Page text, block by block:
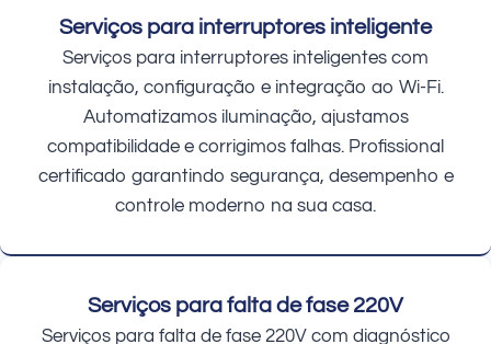
Serviços para interruptores inteligente
Serviços para interruptores inteligentes com
instalação, configuração e integração ao Wi-Fi.
Automatizamos iluminação, ajustamos
compatibilidade e corrigimos falhas. Profissional
certificado garantindo segurança, desempenho e
controle moderno na sua casa.
Serviços para falta de fase 220V
Serviços para falta de fase 220V com diagnóstico